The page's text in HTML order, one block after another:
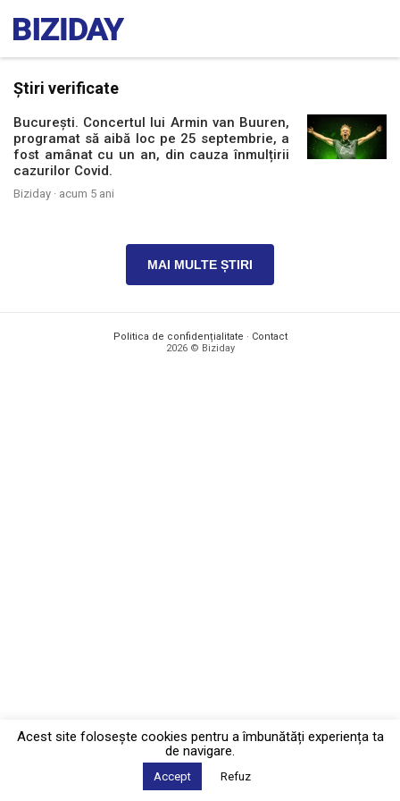
Știri verificate
București. Concertul lui Armin van Buuren,
programat să aibă loc pe 25 septembrie, a
fost amânat cu un an, din cauza înmulțirii
cazurilor Covid.
Biziday · acum 5 ani
MAI MULTE ȘTIRI
Politica de confidențialitate · Contact
2026 © Biziday
Acest site foloseşte cookies pentru a îmbunătăți experiența ta
de navigare.
Accept Refuz